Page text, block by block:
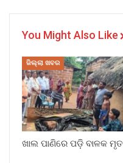
You Might Also Like
ଜିଲ୍ଲା ଖବର
ଖାଲ ପାଣିରେ ପଡ଼ି ବାଳକ ମୃତ